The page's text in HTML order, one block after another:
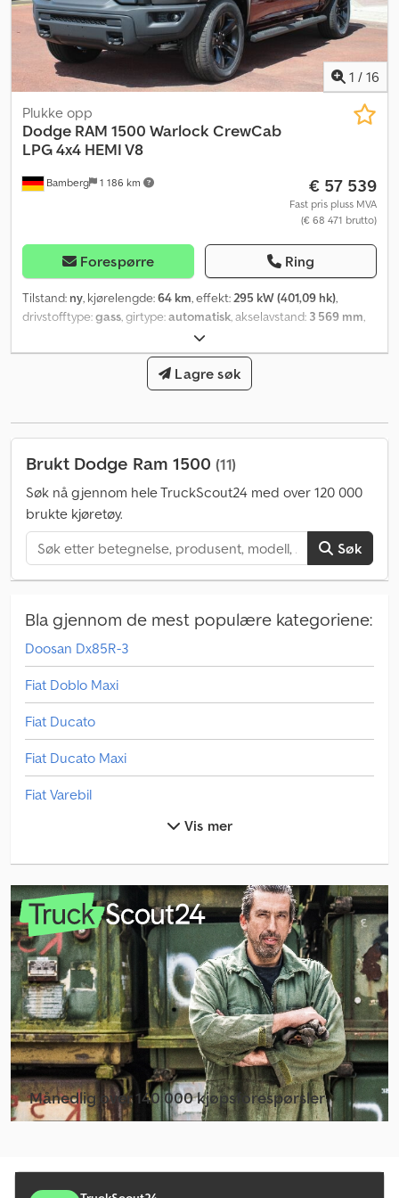
sentral låsing, servostyring, setevarmer, tilhengerkobling,
1 / 16
Bamberg 1 186 km
Plukke opp
Dodge RAM 1500 Warlock CrewCab
LPG 4x4 HEMI V8
€ 57 539
Fast pris pluss MVA
(€ 68 471 brutto)
Forespørre Ring
Tilstand: ny, kjørelengde:64 km, effekt:295 kW (401,09 hk),
drivstofftype:gass, girtype:automatisk, akselavstand: 3 569 mm,
2 519 kg
driftsvekt:2 519 kg, første registrering:04/2023, drivstofforbruk
, drivstofforbruk (utenfor by):
, drivstofforbruk (kombinert):14,9 l/100 km
mørkerød, dekkstørrelse:275/60 r20 114t, Byggeår:2024, drivstoff:
antispinnsystem, differensialsperre, ekstra frontlykter,
elektronisk stabilitetsprogram (ESP), firehjulsdrift,
immobilisersystem, kjørecomputer, kollisjonspute,
lastebilregistrering, navigasjonssystem, sentral låsing,
tilhengerkobling ,
Lagre søk
Brukt Dodge Ram 1500 (11)
Søk nå gjennom hele TruckScout24 med over 120 000
brukte kjøretøy.
Søk
Bla gjennom de mest populære kategoriene:
Doosan Dx85R-3
Fiat Doblo Maxi
Fiat Ducato
Fiat Ducato Maxi
Fiat Varebil
Krampe Hp 20 Carrier
Liebherr Ltm 1500-8.1
Mercedes Benz Lastebiler
Mercedes Benz Minibuss
Mercedes Benz Traktor
Mercedes Benz Varebil
Mercedes-Benz Actros
Mercedes-Benz Atego
Vis mer
Månedlig over 140 000 kjøpsforespørsler